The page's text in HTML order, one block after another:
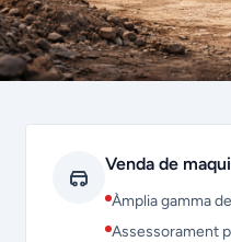
Venda de
Àmplia gamma
Assessorament